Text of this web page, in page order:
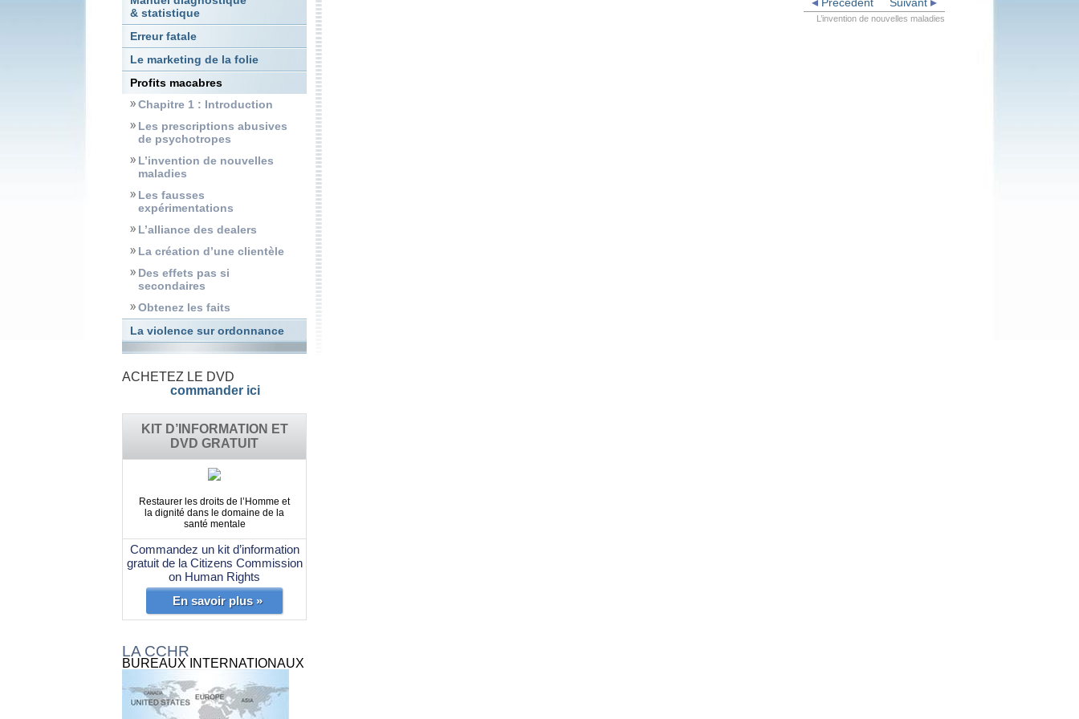
L’invention de nouvelles maladies
& statistique
Erreur fatale
Le marketing de la folie
Profits macabres
Chapitre 1 : Introduction
Les prescriptions abusives
de psychotropes
L’invention de nouvelles
maladies
Les fausses
expérimentations
L’alliance des dealers
La création d’une clientèle
Des effets pas si
secondaires
Obtenez les faits
La violence sur ordonnance
ACHETEZ LE DVD
commander ici
KIT D’INFORMATION ET
DVD GRATUIT
Restaurer les droits de l’Homme et
la dignité dans le domaine de la
santé mentale
Commandez un kit d’information
gratuit de la Citizens Commission
on Human Rights
En savoir plus »
LA CCHR
BUREAUX INTERNATIONAUX